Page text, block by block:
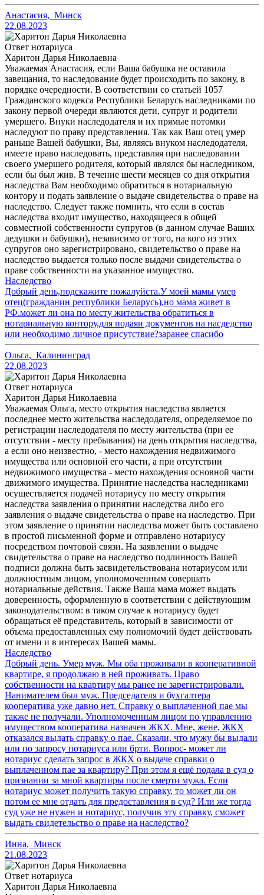
Анастасия, Минск
22.08.2023
Ответ нотариуса
Харитон Дарья Николаевна
Уважаемая Анастасия, если Ваша бабушка не оставила
завещания, то наследование будет происходить по закону, в
порядке очередности. В соответствии со статьей 1057
Гражданского кодекса Республики Беларусь наследниками по
закону первой очереди являются дети, супруг и родители
умершего. Внуки наследодателя и их прямые потомки
наследуют по праву представления. Так как Ваш отец умер
раньше Вашей бабушки, Вы, являясь внуком наследодателя,
имеете право наследовать, представляя при наследовании
своего умершего родителя, который являлся бы наследником,
если бы был жив. В течение шести месяцев со дня открытия
наследства Вам необходимо обратиться в нотариальную
контору и подать заявление о выдаче свидетельства о праве на
наследство. Следует также помнить, что если в состав
наследства входит имущество, находящееся в общей
совместной собственности супругов (в данном случае Ваших
дедушки и бабушки), независимо от того, на кого из этих
супругов оно зарегистрировано, свидетельство о праве на
наследство выдается только после выдачи свидетельства о
праве собственности на указанное имущество.
Наследство
Добрый день,подскажите пожалуйста.У моей мамы умер
отец(гражданин республики Беларусь),но мама живет в
РФ.может ли она по месту жительства обратиться в
нотариальную контору,для подаяи документов на насдедство
или необходимо личное присутствие?заранее спасибо
Ольга, Калининград
22.08.2023
Ответ нотариуса
Харитон Дарья Николаевна
Уважаемая Ольга, место открытия наследства является
последнее место жительства наследодателя, определяемое по
регистрации наследодателя по месту жительства (при ее
отсутствии - месту пребывания) на день открытия наследства,
а если оно неизвестно, - место нахождения недвижимого
имущества или основной его части, а при отсутствии
недвижимого имущества - место нахождения основной части
движимого имущества. Принятие наследства наследниками
осуществляется подачей нотариусу по месту открытия
наследства заявления о принятии наследства либо его
заявления о выдаче свидетельства о праве на наследство. При
этом заявление о принятии наследства может быть составлено
в простой письменной форме и отправлено нотариусу
посредством почтовой связи. На заявлении о выдаче
свидетельства о праве на наследство подлинность Вашей
подписи должна быть засвидетельствована нотариусом или
должностным лицом, уполномоченным совершать
нотариальные действия. Также Ваша мама может выдать
доверенность, оформленную в соответствии с действующим
законодательством: в таком случае к нотариусу будет
обращаться её представитель, который в зависимости от
объема предоставленных ему полномочий будет действовать
от имени и в интересах Вашей мамы.
Наследство
Добрый день. Умер муж. Мы оба проживали в кооперативной
квартире, я продолжаю в ней проживать. Право
собственности на квартиру мы ранее не зарегистрировали.
Нанимателем был муж. Председателя и бухгалтера
кооператива уже давно нет. Справку о выплаченной пае мы
также не получали. Уполномоченным лицом по управлению
имуществом кооператива назначен ЖКХ. Мне, жене, ЖКХ
отказался выдать справку о пае. Сказали, что мужу бы выдали
или по запросу нотариуса или брти. Вопрос- может ли
нотариус сделать запрос в ЖКХ о выдаче справки о
выплаченном пае за квартиру? При этом я ещё подала в суд о
признании за мной квартиры после смерти мужа. Если
нотариус может получить такую справку, то может ли он
потом ее мне отдать для предоставления в суд? Или же тогда
суд уже не нужен и нотариус, получив эту справку, сможет
выдать свидетельство о праве на наследство?
Инна, Минск
21.08.2023
Ответ нотариуса
Харитон Дарья Николаевна